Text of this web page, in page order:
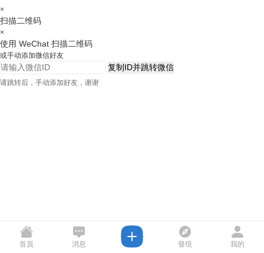
×
扫描二维码
×
使用 WeChat 扫描二维码
或手动添加微信好友
复制ID并跳转微信
请跳转后，手动添加好友，谢谢
首頁 消息 發現 我的